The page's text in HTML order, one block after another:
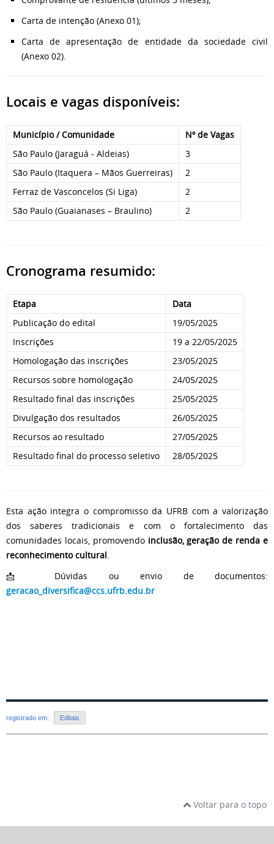
Carta de intenção (Anexo 01);
Carta de apresentação de entidade da sociedade civil
(Anexo 02).
Locais e vagas disponíveis:
Município / Comunidade
Nº de Vagas
São Paulo (Jaraguá - Aldeias)
3
São Paulo (Itaquera – Mãos Guerreiras)
2
Ferraz de Vasconcelos (Si Liga)
2
São Paulo (Guaianases – Braulino)
2
Cronograma resumido:
Etapa
Data
Publicação do edital
19/05/2025
Inscrições
19 a 22/05/2025
Homologação das inscrições
23/05/2025
Recursos sobre homologação
24/05/2025
Resultado final das inscrições
25/05/2025
Divulgação dos resultados
26/05/2025
Recursos ao resultado
27/05/2025
Resultado final do processo seletivo
28/05/2025
Esta ação integra o compromisso da UFRB com a valorização
dos saberes tradicionais e com o fortalecimento das
comunidades locais, promovendo inclusão, geração de renda e
reconhecimento cultural
📩 Dúvidas ou envio de documentos:
geracao_diversifica@ccs.ufrb.edu.br
registrado em: Editais
Voltar para o topo